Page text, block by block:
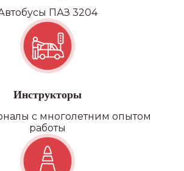
ПАЗ 3204
Инструкторы
с многолетним опытом
работы